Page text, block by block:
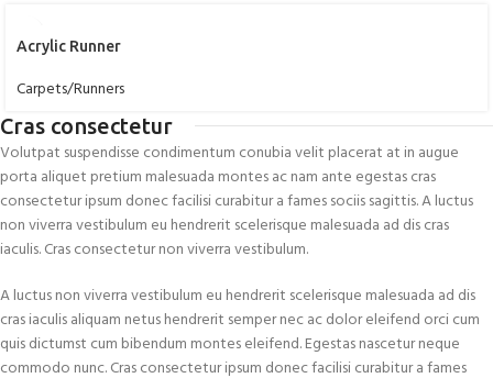
Acrylic Runner
Carpets/Runners
Cras consectetur
Volutpat suspendisse condimentum conubia velit placerat at in augue
porta aliquet pretium malesuada montes ac nam ante egestas cras
consectetur ipsum donec facilisi curabitur a fames sociis sagittis. A luctus
non viverra vestibulum eu hendrerit scelerisque malesuada ad dis cras
iaculis. Cras consectetur non viverra vestibulum.
A luctus non viverra vestibulum eu hendrerit scelerisque malesuada ad dis
cras iaculis aliquam netus hendrerit semper nec ac dolor eleifend orci cum
quis dictumst cum bibendum montes eleifend. Egestas nascetur neque
commodo nunc. Cras consectetur ipsum donec facilisi curabitur a fames